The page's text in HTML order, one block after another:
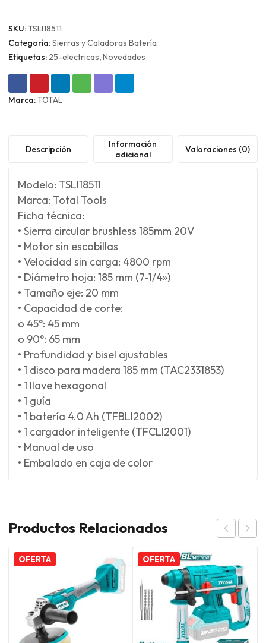
SKU:TSLI18511
Categoría:Sierras y Caladoras Batería
Etiquetas: 25-electricas,Novedades
Marca:TOTAL
Descripción
Información
adicional
Valoraciones (0)
Modelo: TSLI18511
Marca: Total Tools
Ficha técnica:
• Sierra circular brushless 185mm 20V
• Motor sin escobillas
• Velocidad sin carga: 4800 rpm
• Diámetro hoja: 185 mm (7-1/4»)
• Tamaño eje: 20 mm
• Capacidad de corte:
o 45°: 45 mm
o 90°: 65 mm
• Profundidad y bisel ajustables
• 1 disco para madera 185 mm (TAC2331853)
• 1 llave hexagonal
• 1 guía
• 1 batería 4.0 Ah (TFBLI2002)
• 1 cargador inteligente (TFCLI2001)
• Manual de uso
• Embalado en caja de color
Productos Relacionados
OFERTA OFERTA